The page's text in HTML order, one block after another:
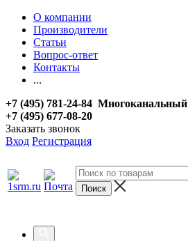
О компании
Производители
Статьи
Вопрос-ответ
Контакты
...
+7 (495) 781-24-84 Многоканальный
+7 (495) 677-08-20
Заказать звонок
Вход Регистрация